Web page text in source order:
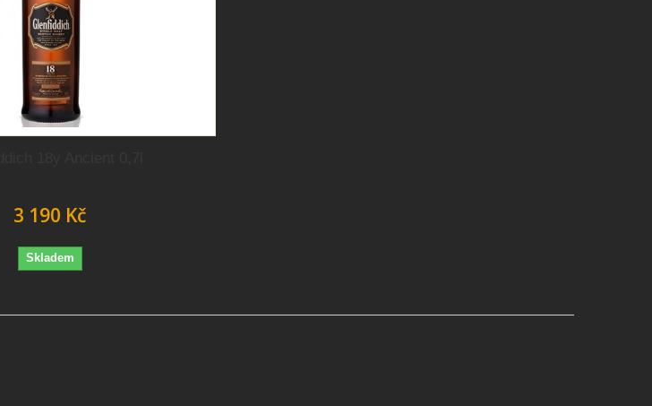
3 190 Kč
Skladem